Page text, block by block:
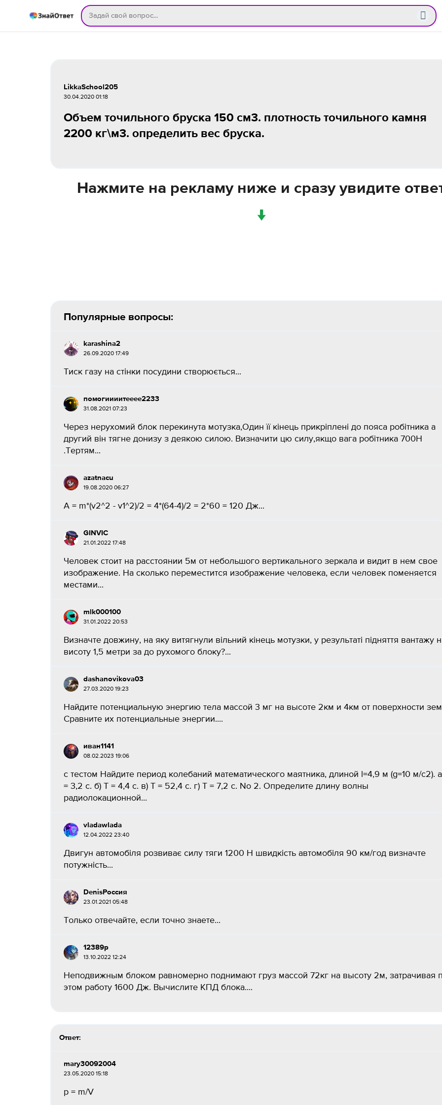
LikkaSchool205
30.04.2020 01:18
Объем точильного бруска 150 см3. плотность точильного камня
2200 кг\м3. определить вес бруска.
Нажмите на рекламу ниже и сразу увидите
↓
Популярные вопросы:
karashina2
26.09.2020 17:49
Тиск газу на стінки посудини створюється...
помогиииитееее2233
31.08.2021 07:23
Через нерухомий блок перекинута мотузка,Один її кінець прикріплені до пояса робітника а
другий він тягне донизу з деякою силою. Визначити цю силу,якщо вага робітника 700H
.Тертям...
azatnacu
19.08.2020 06:27
A = m*(v2^2 - v1^2)/2 = 4*(64-4)/2 = 2*60 = 120 Дж​...
GINVIC
21.01.2022 17:48
Человек стоит на расстоянии 5м от небольшого вертикального зеркала и видит в нем свое
изображение. На сколько переместится изображение человека, если человек поменяется
местами...
mlk000100
31.01.2022 20:53
Визначте довжину, на яку витягнули вільний кінець мотузки, у результаті підняття вантажу
висоту 1,5 метри за до рухомого блоку?...
dashanovikova03
27.03.2020 19:23
Найдите потенциальную энергию тела массой 3 мг на высоте 2км и 4км от поверхности
Сравните их потенциальные энергии....
иван1141
08.02.2023 19:06
с тестом Найдите период колебаний математического маятника, длиной l=4,9 м (g=10 м/с2).
= 3,2 с. б) Т = 4,4 с. в) Т = 52,4 с. г) Т = 7,2 с. No 2. Определите длину волны
радиолокационной...
vladawlada
12.04.2022 23:40
Двигун автомобіля розвиває силу тяги 1200 Н швидкість автомобіля 90 км/год визначте
потужність...
DenisРоссия
23.01.2021 05:48
Только отвечайте, если точно знаете...
12389p
13.10.2022 12:24
Неподвижным блоком равномерно поднимают груз массой 72кг на высоту 2м, затрачивая
этом работу 1600 Дж. Вычислите КПД блока....
Ответ:
mary30092004
23.05.2020 15:18
p = m/V